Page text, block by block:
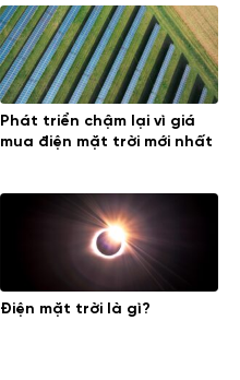
Phát triển chậm lại vì giá
mua điện mặt trời mới nhất
Điện mặt trời là gì?